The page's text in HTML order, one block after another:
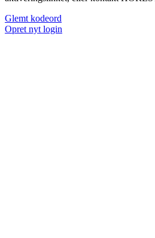
Glemt kodeord
Opret nyt login